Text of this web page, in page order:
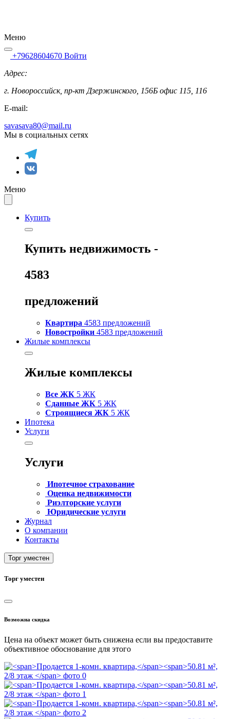
Меню
+79628604670 Войти
Адрес:
г. Новороссийск, пр-кт Дзержинского, 156Б офис 115, 116
E-mail:
savasava80@mail.ru
Мы в социальных сетях
Меню
Купить
Купить недвижимость -
4583
предложений
Квартира 4583 предложений
Новостройки 4583 предложений
Жилые комплексы
Жилые комплексы
Все ЖК 5 ЖК
Сданные ЖК 5 ЖК
Строящиеся ЖК 5 ЖК
Ипотека
Услуги
Услуги
Ипотечное страхование
Оценка недвижимости
Риэлторские услуги
Юридические услуги
Журнал
О компании
Контакты
Торг уместен
Торг уместен
Возможна скидка
Цена на объект может быть снижена если вы предоставите
объективное обоснование для этого